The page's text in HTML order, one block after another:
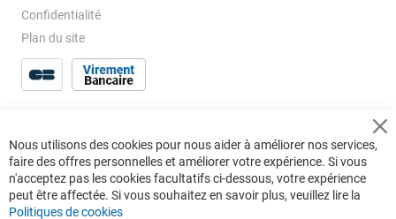
Confidentialité
Plan du site
Nous utilisons des cookies pour nous aider à améliorer nos services,
faire des offres personnelles et améliorer votre expérience. Si vous
n'acceptez pas les cookies facultatifs ci-dessous, votre expérience
peut être affectée. Si vous souhaitez en savoir plus, veuillez lire la
Politiques de cookies